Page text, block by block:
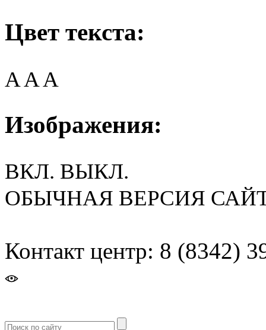
Цвет текста:
AAA
Изображения:
ВКЛ. ВЫКЛ.
ОБЫЧНАЯ ВЕРСИЯ
Контакт центр: 8 (8342)